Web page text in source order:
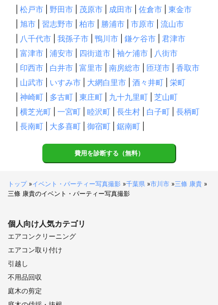
松戸市 野田市 茂原市 成田市 佐倉市
東金市
旭市 習志野市 柏市 勝浦市 市原市
流山市
八千代市 我孫子市 鴨川市 鎌ケ谷市
君津市
富津市 浦安市 四街道市 袖ケ浦市
八街市
印西市 白井市 富里市 南房総市 匝瑳市
香取市
山武市 いすみ市 大網白里市 酒々井町
栄町
神崎町 多古町 東庄町 九十九里町
芝山町
横芝光町 一宮町 睦沢町 長生村 白子町
長柄町
長南町 大多喜町 御宿町 鋸南町
費用を診断する（無料）
トップ»イベント・パーティー写真撮影 »千葉県 »市川市 »三條 康貴 »
三條 康貴のイベント・パーティー写真撮影
個人向け人気カテゴリ
エアコンクリーニング
エアコン取り付け
引越し
不用品回収
庭木の剪定